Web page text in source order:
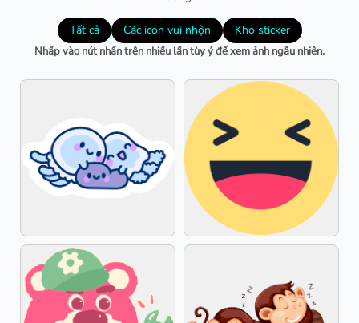
Tất cả Các icon vui nhộn Kho sticker
Nhấp vào nút nhấn trên nhiều lần tùy ý để xem ảnh ngẫu nhiên.